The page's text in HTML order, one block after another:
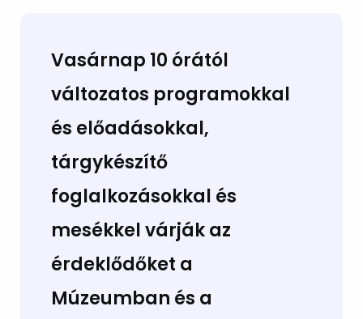
Vasárnap 10 órától
változatos programokkal
és előadásokkal,
tárgykészítő
foglalkozásokkal és
mesékkel várják az
érdeklődőket a
Múzeumban és a